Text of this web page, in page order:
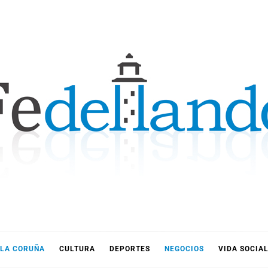
LA CORUÑA CULTURA DEPORTES NEGOCIOS VIDA SOCIAL